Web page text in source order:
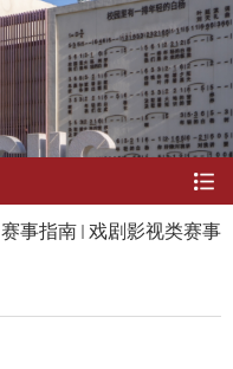
赛事指南 戏剧影视类赛事